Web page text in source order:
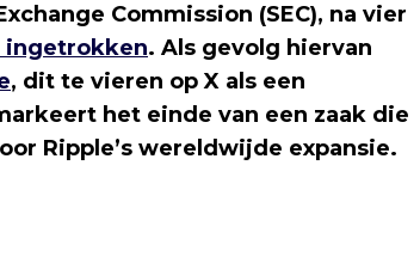
Commission (SEC), na vier
ingetrokken. Als gevolg hiervan
, dit te vieren op X als een
het einde van een zaak die
Ripple’s wereldwijde expansie.